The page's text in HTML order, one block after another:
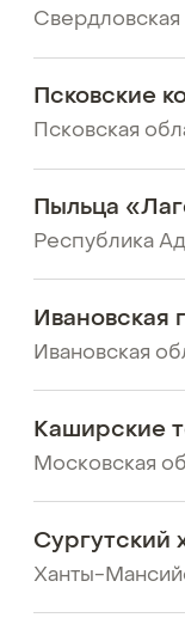
Свердловская
Псковская
Псковские
Республика
Пыльца
Ивановская
Ивановская
Московская
Каширские
Ханты-
Сургутский